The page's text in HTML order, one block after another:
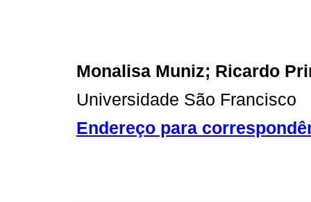
Monalisa Muniz; Ricardo
Universidade São Francisco
Endereço para